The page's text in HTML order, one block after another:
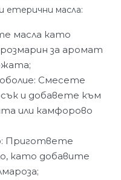
етерични масла:
масла като
розмарин за аромат
Смесете
и добавете към
или камфорово
Пригответе
като добавите